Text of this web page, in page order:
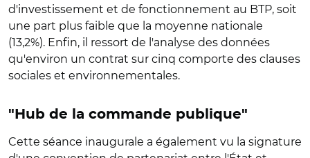
d'investissement et de fonctionnement au BTP, soit
une part plus faible que la moyenne nationale
(13,2%). Enfin, il ressort de l'analyse des données
qu'environ un contrat sur cinq comporte des clauses
sociales et environnementales.
"Hub de la commande publique"
Cette séance inaugurale a également vu la signature